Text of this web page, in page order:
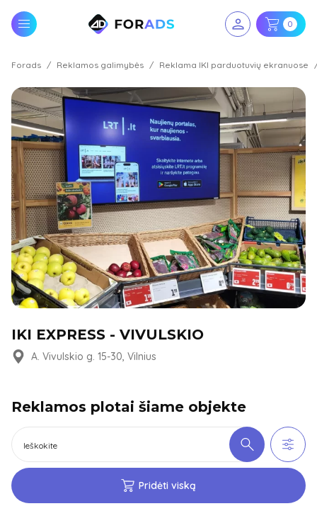
0
Forads Reklamos galimybės Reklama IKI parduotuvių ekranuose
IKI EXPRESS - VIVULSKIO
A. Vivulskio g. 15-30, Vilnius
Reklamos plotai šiame objekte
Pridėti viską